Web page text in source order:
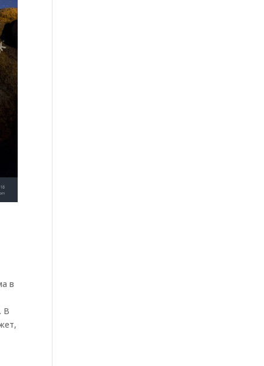
в
В